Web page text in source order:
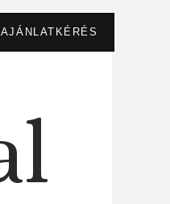
AJÁNLATKÉRÉS